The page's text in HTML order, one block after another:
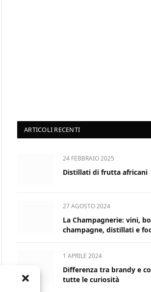
ARTICOLI RECENTI
24 FEBBRAIO 2025
Distillati di frutta africani
27 AGOSTO 2024
La Champagnerie: vini,
champagne, distillati e
1 APRILE 2024
Differenza tra brandy e
tutte le curiosità